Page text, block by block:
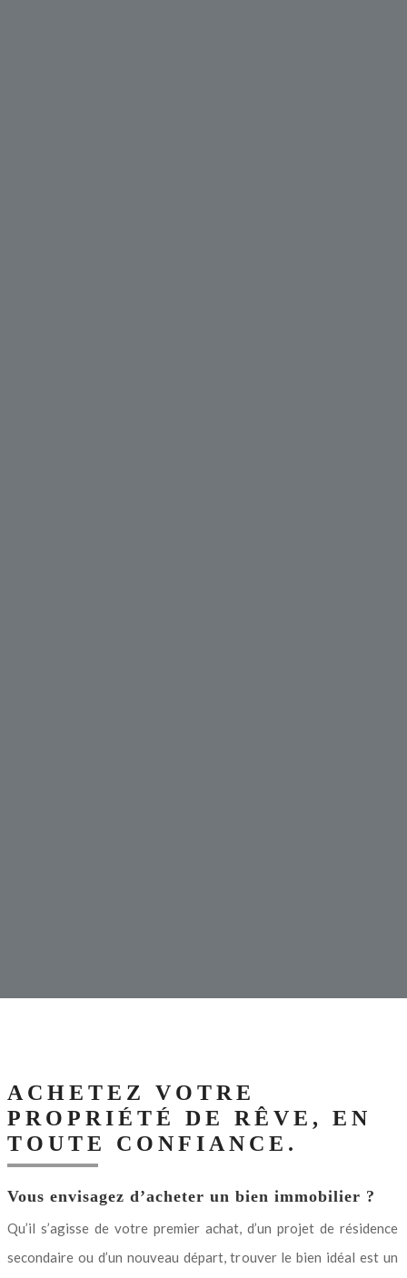
ACHETEZ VOTRE
PROPRIÉTÉ DE RÊVE, EN
TOUTE CONFIANCE.
Vous envisagez d’acheter un bien immobilier ?
Qu’il s’agisse de votre premier achat, d’un projet de résidence
secondaire ou d’un nouveau départ, trouver le bien idéal est un